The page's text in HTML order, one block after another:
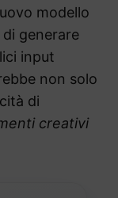
modello
generare
input
non solo
di
creativi